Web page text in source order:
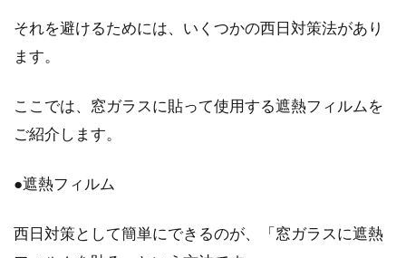
は特に窓から入る日ざしが強いため、何もしな
続けている場合でも、外からの騒音やすき間風
それを避けるためには、いくつかの西日対策法があり
ます。
ここでは、窓ガラスに貼って使用する遮熱フィルムを
ご紹介します。
●遮熱フィルム
西日対策として簡単にできるのが、「窓ガラスに遮熱